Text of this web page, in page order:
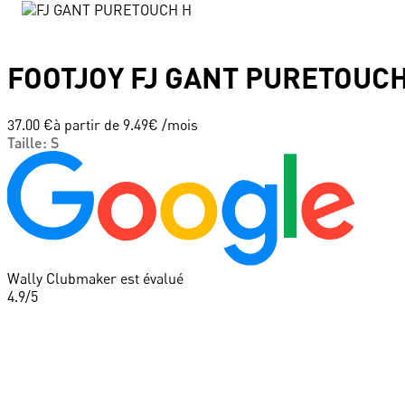
FOOTJOY FJ GANT
37.00 €à partir de 9.49€ /mois
Taille: S
Wally Clubmaker est évalué
4.9/5